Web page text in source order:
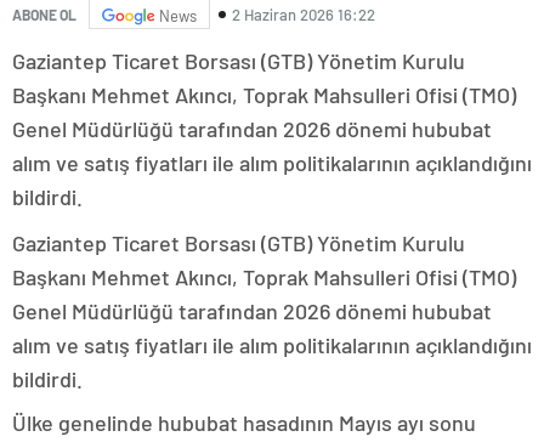
ABONE OL News 2 Haziran 2026 16:22
Gaziantep Ticaret Borsası (GTB) Yönetim Kurulu
Başkanı Mehmet Akıncı, Toprak Mahsulleri Ofisi (TMO)
Genel Müdürlüğü tarafından 2026 dönemi hububat
alım ve satış fiyatları ile alım politikalarının açıklandığını
bildirdi.
Gaziantep Ticaret Borsası (GTB) Yönetim Kurulu
Başkanı Mehmet Akıncı, Toprak Mahsulleri Ofisi (TMO)
Genel Müdürlüğü tarafından 2026 dönemi hububat
alım ve satış fiyatları ile alım politikalarının açıklandığını
bildirdi.
Ülke genelinde hububat hasadının Mayıs ayı sonu